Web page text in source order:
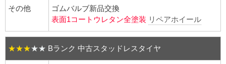
ロング袋ナット
その他
ゴムバルブ新品交換
表面1コートウレタン全塗装 リペアホイール
★★★★★ Bランク 中古スタッドレスタイヤ